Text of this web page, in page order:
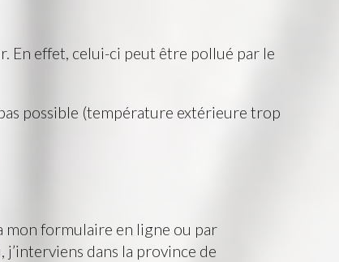
En effet, celui-ci peut être pollué par le
possible (température extérieure trop
mon formulaire en ligne ou par
dans la province de